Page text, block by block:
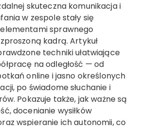
w zespole stały się
sprawnego
kadrą. Artykuł
techniki ułatwiające
na odległość — od
online i jasno określonych
po świadome słuchanie i
Pokazuje także, jak ważne są
docenianie wysiłków
wspieranie ich autonomii, co